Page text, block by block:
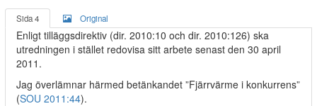
Sida 4 Original
Enligt tilläggsdirektiv (dir. 2010:10 och dir. 2010:126) ska
utredningen i stället redovisa sitt arbete senast den 30 april
2011.
Jag överlämnar härmed betänkandet ”Fjärrvärme i konkurrens”
(SOU 2011:44).